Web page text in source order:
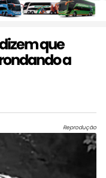
que
a
Reprodução